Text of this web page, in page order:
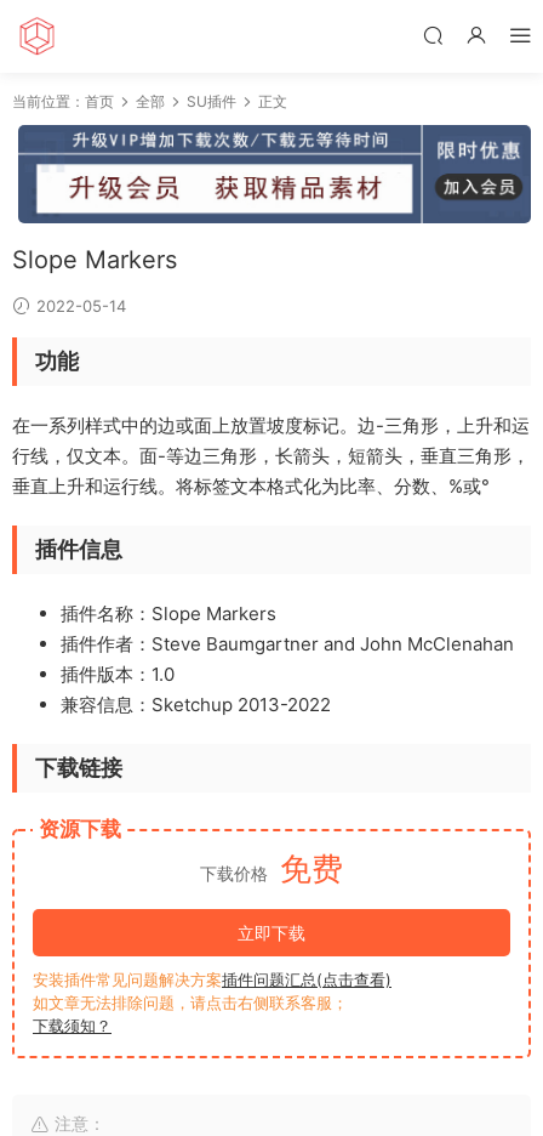
当前位置： 首页 全部 SU插件 正文
Slope Markers
2022-05-14
功能
在一系列样式中的边或面上放置坡度标记。边-三角形，上升和运
行线，仅文本。面-等边三角形，长箭头，短箭头，垂直三角形，
垂直上升和运行线。将标签文本格式化为比率、分数、%或°
插件信息
插件名称：Slope Markers
插件作者：Steve Baumgartner and John McClenahan
插件版本：1.0
兼容信息：Sketchup 2013-2022
下载链接
资源下载
下载价格 免费
立即下载
安装插件常见问题解决方案插件问题汇总(点击查看)
如文章无法排除问题，请点击右侧联系客服；
下载须知？
注意：